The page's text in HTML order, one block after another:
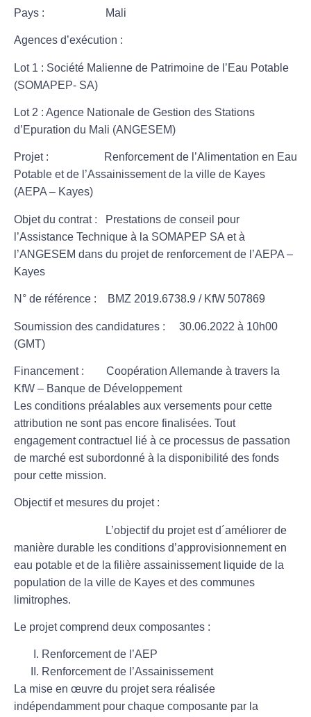
Pays : Mali
Agences d’exécution :
Lot 1 : Société Malienne de Patrimoine de l’Eau Potable
(SOMAPEP- SA)
Lot 2 : Agence Nationale de Gestion des Stations
d’Epuration du Mali (ANGESEM)
Projet : Renforcement de l’Alimentation en Eau
Potable et de l’Assainissement de la ville de Kayes
(AEPA – Kayes)
Objet du contrat : Prestations de conseil pour
l’Assistance Technique à la SOMAPEP SA et à
l’ANGESEM dans du projet de renforcement de l’AEPA –
Kayes
N° de référence : BMZ 2019.6738.9 / KfW 507869
Soumission des candidatures : 30.06.2022 à 10h00
(GMT)
Financement : Coopération Allemande à travers la
KfW – Banque de Développement
Les conditions préalables aux versements pour cette
attribution ne sont pas encore finalisées. Tout
engagement contractuel lié à ce processus de passation
de marché est subordonné à la disponibilité des fonds
pour cette mission.
Objectif et mesures du projet :
L’objectif du projet est d´améliorer de
manière durable les conditions d’approvisionnement en
eau potable et de la filière assainissement liquide de la
population de la ville de Kayes et des communes
limitrophes.
Le projet comprend deux composantes :
Renforcement de l’AEP
Renforcement de l’Assainissement
La mise en œuvre du projet sera réalisée
indépendamment pour chaque composante par la